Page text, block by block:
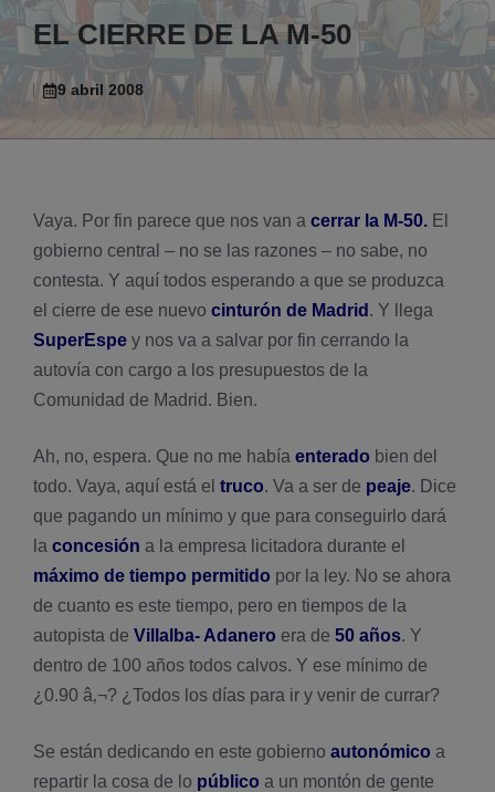
EL CIERRE DE LA M-50
9 abril 2008
Vaya. Por fin parece que nos van a cerrar la M-50. El
gobierno central – no se las razones – no sabe, no
contesta. Y aquí­ todos esperando a que se produzca
el cierre de ese nuevo cinturón de Madrid . Y llega
SuperEspe y nos va a salvar por fin cerrando la
autoví­a con cargo a los presupuestos de la
Comunidad de Madrid. Bien.
Ah, no, espera. Que no me habí­a enterado bien del
todo. Vaya, aquí­ está el truco. Va a ser de peaje. Dice
que pagando un mí­nimo y que para conseguirlo dará
la concesión a la empresa licitadora durante el
máximo de tiempo permitido por la ley. No se ahora
de cuanto es este tiempo, pero en tiempos de la
autopista de Villalba- Adanero era de 50 años. Y
dentro de 100 años todos calvos. Y ese mí­nimo de
¿0.90 â‚¬? ¿Todos los dí­as para ir y venir de currar?
Se están dedicando en este gobierno autonómico a
repartir la cosa de lo público a un montón de gente